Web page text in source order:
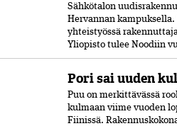
Sähkötalon
Hervannan
yhteistyössä
Yliopisto tulee Noodiin
Pori sai uuden
Puu on merkittävässä
kulmaan viime vuoden
Fiinissä.